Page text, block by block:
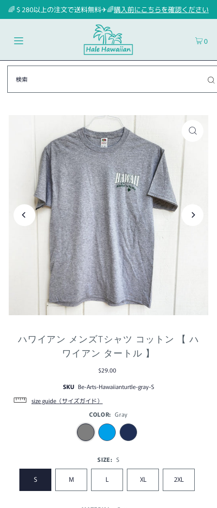
🌈＄280以上の注文で送料無料✈🌈購入前にこちらを確認ください
0
ハワイアン メンズTシャツ コットン 【 ハ
ワイアン タートル 】
$29.00
SKU Be-Arts-Hawaiianturtle-gray-S
size guide（サイズガイド）
COLOR: Gray
SIZE: S
S M L XL 2XL